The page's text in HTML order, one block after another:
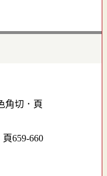
659-660